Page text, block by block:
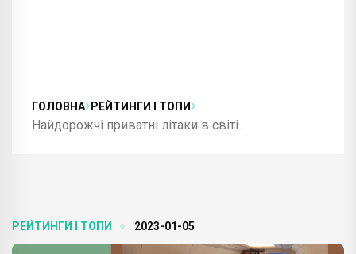
ГОЛОВНА РЕЙТИНГИ І ТОПИ
Найдорожчі приватні літаки в світі .
РЕЙТИНГИ І ТОПИ 2023-01-05